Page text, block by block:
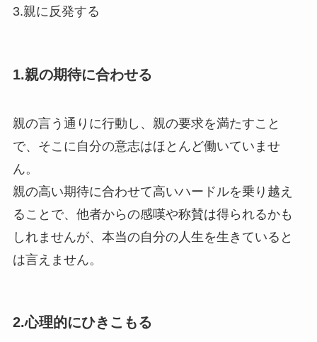
3.親に反発する
1.親の期待に合わせる
親の言う通りに行動し、親の要求を満たすこと
で、そこに自分の意志はほとんど働いていませ
ん。
親の高い期待に合わせて高いハードルを乗り越え
ることで、他者からの感嘆や称賛は得られるかも
しれませんが、本当の自分の人生を生きていると
は言えません。
2.心理的にひきこもる